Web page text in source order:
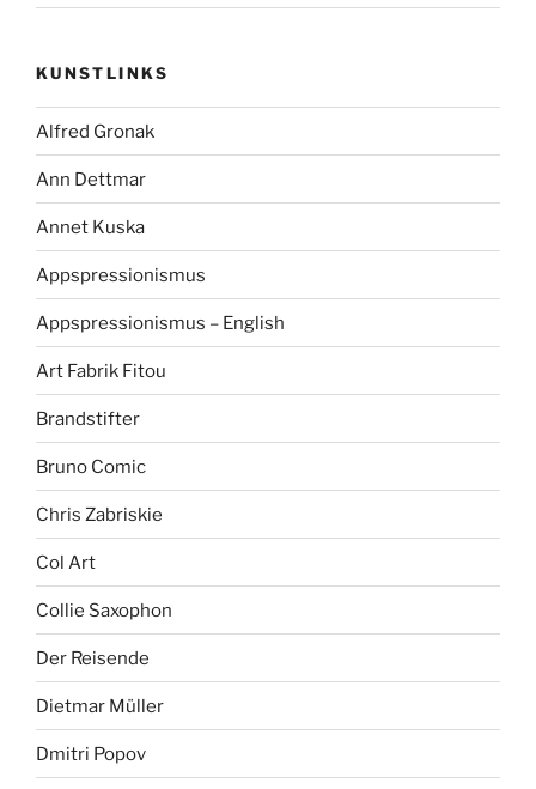
KUNSTLINKS
Alfred Gronak
Ann Dettmar
Annet Kuska
Appspressionismus
Appspressionismus – English
Art Fabrik Fitou
Brandstifter
Bruno Comic
Chris Zabriskie
Col Art
Collie Saxophon
Der Reisende
Dietmar Müller
Dmitri Popov